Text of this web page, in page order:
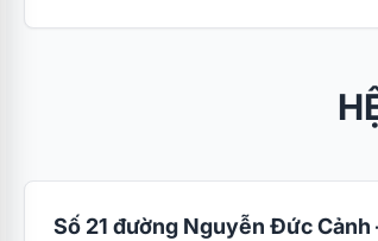
Số 21 đường Nguyễn Đức Cảnh